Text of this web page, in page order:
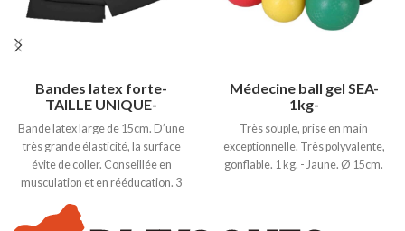
Bandes latex forte-
TAILLE UNIQUE-
Bande latex large de 15cm. D’une
très grande élasticité, la surface
évite de coller. Conseillée en
musculation et en rééducation. 3
résistances disponibles selon le
degré de difficulté. Résistance :
Médecine ball gel SEA-
1kg-
Très souple, prise en main
exceptionnelle. Très polyvalente,
gonflable. 1 kg. - Jaune. Ø 15cm.